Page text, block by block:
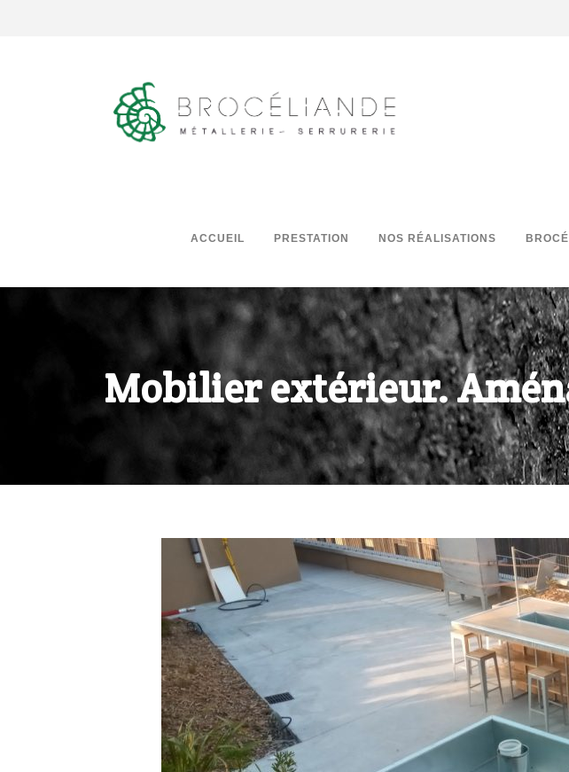
ACCUEIL PRESTATION NOS RÉALISATIONS
Mobilier extérieur.